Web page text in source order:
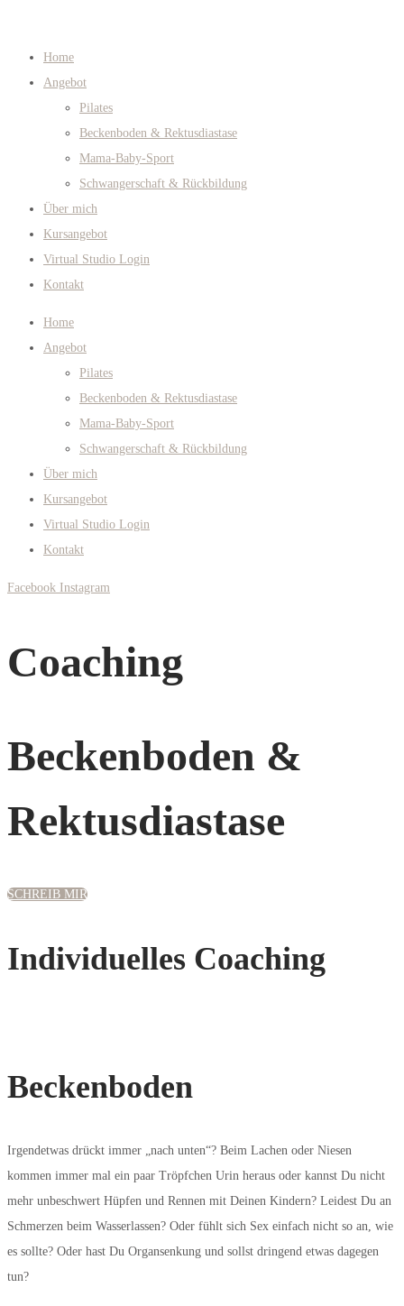
Home
Angebot
Pilates
Beckenboden & Rektusdiastase
Mama-Baby-Sport
Schwangerschaft & Rückbildung
Über mich
Kursangebot
Virtual Studio Login
Kontakt
Home
Angebot
Pilates
Beckenboden & Rektusdiastase
Mama-Baby-Sport
Schwangerschaft & Rückbildung
Über mich
Kursangebot
Virtual Studio Login
Kontakt
Facebook Instagram
Coaching
Beckenboden &
Rektusdiastase
SCHREIB MIR
Individuelles Coaching
Beckenboden
Irgendetwas drückt immer „nach unten“? Beim Lachen oder Niesen
kommen immer mal ein paar Tröpfchen Urin heraus oder kannst Du nicht
mehr unbeschwert Hüpfen und Rennen mit Deinen Kindern? Leidest Du an
Schmerzen beim Wasserlassen? Oder fühlt sich Sex einfach nicht so an, wie
es sollte? Oder hast Du Organsenkung und sollst dringend etwas dagegen
tun?